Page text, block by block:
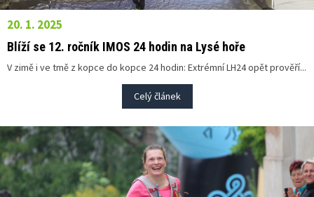
20. 1. 2025
Blíží se 12. ročník IMOS 24 hodin na Lysé hoře
V zimě i ve tmě z kopce do kopce 24 hodin: Extrémní LH24 opět prověří...
Celý článek